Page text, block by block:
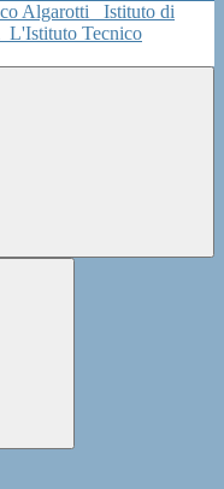
Istituto di
L'Istituto Tecnico